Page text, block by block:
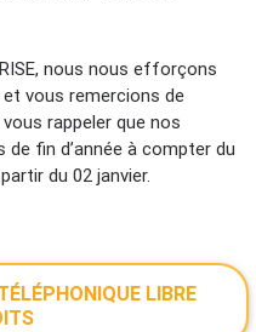
nous nous efforçons
vous remercions de
rappeler que nos
fin d’année à compter du
du 02 janvier.
LIBRE